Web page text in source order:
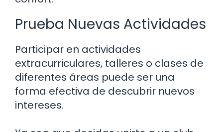
Prueba Nuevas Actividades
Participar en actividades
extracurriculares, talleres o clases de
diferentes áreas puede ser una
forma efectiva de descubrir nuevos
intereses.